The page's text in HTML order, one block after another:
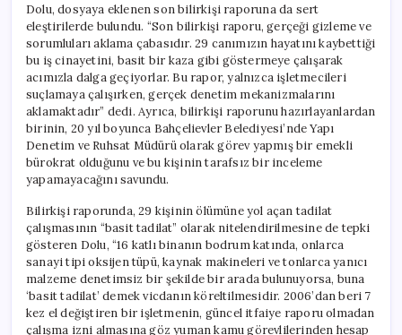
Dolu, dosyaya eklenen son bilirkişi raporuna da sert
eleştirilerde bulundu. “Son bilirkişi raporu, gerçeği gizleme ve
sorumluları aklama çabasıdır. 29 canımızın hayatını kaybettiği
bu iş cinayetini, basit bir kaza gibi göstermeye çalışarak
acımızla dalga geçiyorlar. Bu rapor, yalnızca işletmecileri
suçlamaya çalışırken, gerçek denetim mekanizmalarını
aklamaktadır” dedi. Ayrıca, bilirkişi raporunu hazırlayanlardan
birinin, 20 yıl boyunca Bahçelievler Belediyesi’nde Yapı
Denetim ve Ruhsat Müdürü olarak görev yapmış bir emekli
bürokrat olduğunu ve bu kişinin tarafsız bir inceleme
yapamayacağını savundu.
Bilirkişi raporunda, 29 kişinin ölümüne yol açan tadilat
çalışmasının “basit tadilat” olarak nitelendirilmesine de tepki
gösteren Dolu, “16 katlı binanın bodrum katında, onlarca
sanayi tipi oksijen tüpü, kaynak makineleri ve tonlarca yanıcı
malzeme denetimsiz bir şekilde bir arada bulunuyorsa, buna
‘basit tadilat’ demek vicdanın köreltilmesidir. 2006’dan beri 7
kez el değiştiren bir işletmenin, güncel itfaiye raporu olmadan
çalışma izni almasına göz yuman kamu görevlilerinden hesap